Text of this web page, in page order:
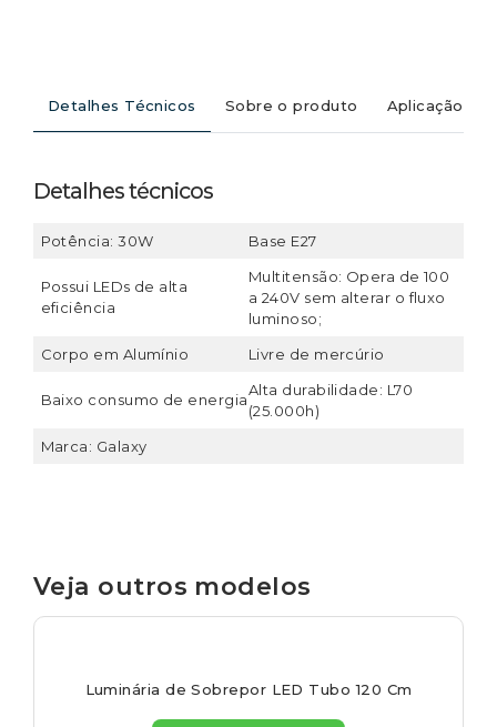
Detalhes Técnicos Sobre o produto Aplicação
Detalhes técnicos
Potência: 30W Base E27
Possui LEDs de alta
eficiência
Multitensão: Opera de 100
a 240V sem alterar o fluxo
luminoso;
Corpo em Alumínio
Livre de mercúrio
Baixo consumo de energia
Alta durabilidade: L70
(25.000h)
Marca: Galaxy
Veja outros modelos
Luminária de Sobrepor LED Tubo 120 Cm